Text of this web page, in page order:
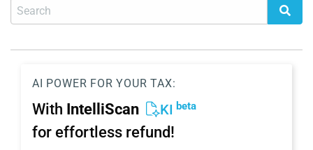
AI POWER FOR YOUR TAX:
With IntelliScan KI beta
for effortless refund!